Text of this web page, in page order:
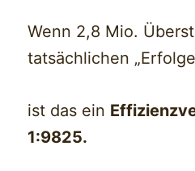
Wenn 2,8 Mio.
tatsächlichen
ist das ein
1:9825.